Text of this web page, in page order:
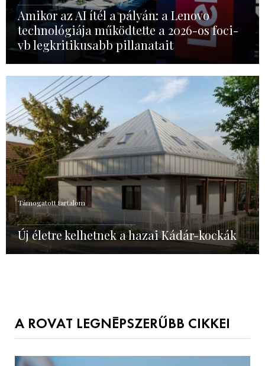
Amikor az AI ítél a pályán: a Lenovo
technológiája működtette a 2026-os foci-
vb legkritikusabb pillanatait
Támogatott tartalom
Új életre kelhetnek a hazai Kádár-kockák
A ROVAT LEGNÉPSZERŰBB CIKKEI